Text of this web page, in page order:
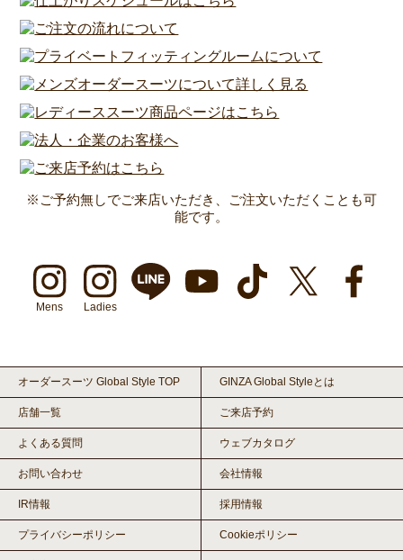
※ご予約無しでご来店いただき、ご注文いただくことも可
能です。
Mens Ladies
オーダースーツ Global Style TOP GINZA Global Styleとは
店舗一覧 ご来店予約
よくある質問 ウェブカタログ
お問い合わせ 会社情報
IR情報 採用情報
プライバシーポリシー Cookieポリシー